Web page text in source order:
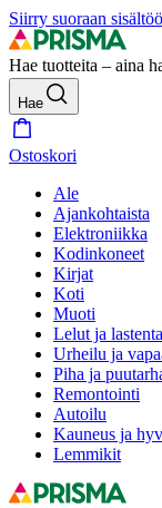
Siirry suoraan
Hae tuotteita – aina
Hae
Ostoskori
Ale
Ajankohtaista
Elektroniikka
Kodinkoneet
Kirjat
Koti
Muoti
Lelut ja
Urheilu ja
Piha ja
Remontointi
Autoilu
Kauneus ja
Lemmikit